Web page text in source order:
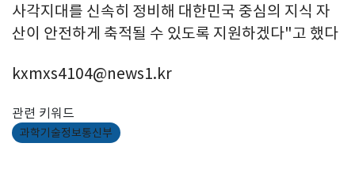
사각지대를 신속히 정비해 대한민국 중심의 지식 자
산이 안전하게 축적될 수 있도록 지원하겠다"고 했다
kxmxs4104@news1.kr
관련 키워드
과학기술정보통신부